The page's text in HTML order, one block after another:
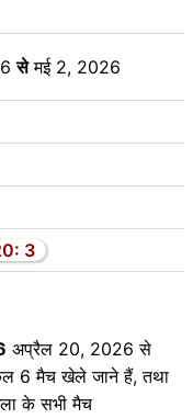
सेमई 2, 2026
3
अप्रैल 20, 2026 से
6 मैच खेले जाने हैं, तथा
के सभी मैच